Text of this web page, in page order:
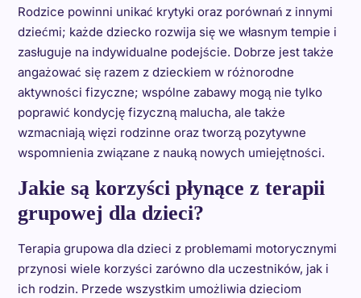
Rodzice powinni unikać krytyki oraz porównań z innymi
dziećmi; każde dziecko rozwija się we własnym tempie i
zasługuje na indywidualne podejście. Dobrze jest także
angażować się razem z dzieckiem w różnorodne
aktywności fizyczne; wspólne zabawy mogą nie tylko
poprawić kondycję fizyczną malucha, ale także
wzmacniają więzi rodzinne oraz tworzą pozytywne
wspomnienia związane z nauką nowych umiejętności.
Jakie są korzyści płynące z terapii
grupowej dla dzieci?
Terapia grupowa dla dzieci z problemami motorycznymi
przynosi wiele korzyści zarówno dla uczestników, jak i
ich rodzin. Przede wszystkim umożliwia dzieciom